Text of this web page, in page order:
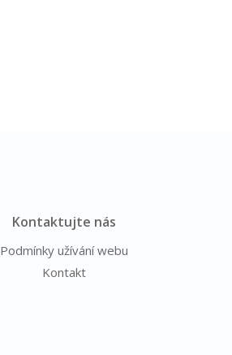
Kontaktujte nás
Podmínky užívání webu
Kontakt